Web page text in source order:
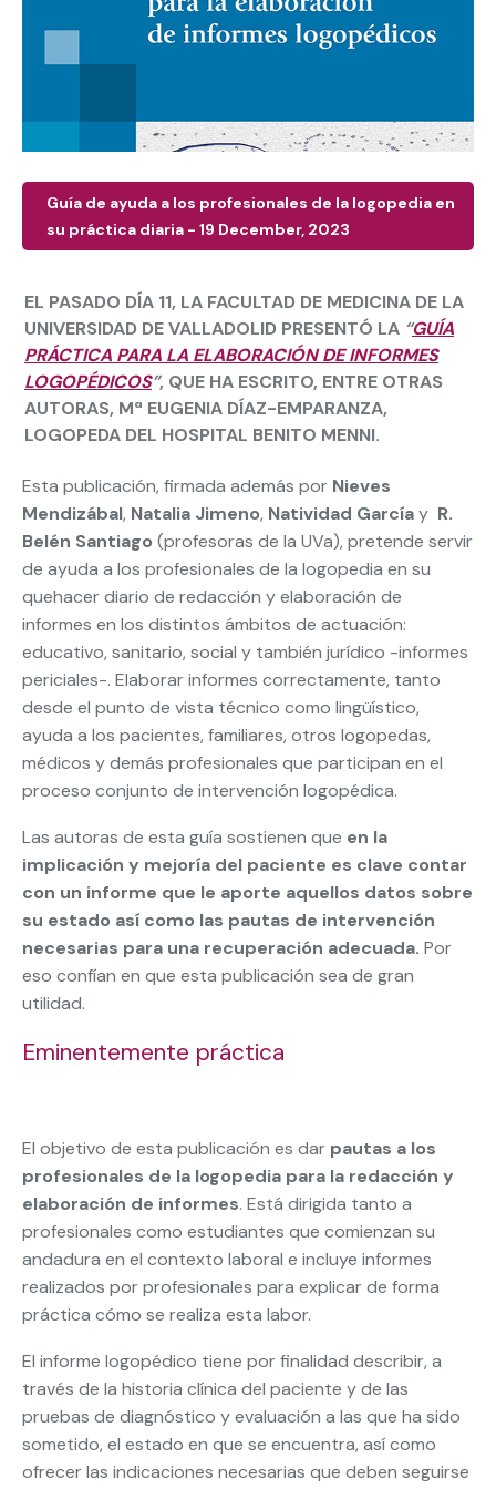
Guía de ayuda a los profesionales de la logopedia en
su práctica diaria - 19 December, 2023
EL PASADO DÍA 11, LA FACULTAD DE MEDICINA DE LA
UNIVERSIDAD DE VALLADOLID PRESENTÓ LA “GUÍA
PRÁCTICA PARA LA ELABORACIÓN DE INFORMES
LOGOPÉDICOS”, QUE HA ESCRITO, ENTRE OTRAS
AUTORAS, Mª EUGENIA DÍAZ-EMPARANZA,
LOGOPEDA DEL HOSPITAL BENITO MENNI.
Esta publicación, firmada además por Nieves
Mendizábal, Natalia Jimeno, Natividad Garcíay R.
Belén Santiago (profesoras de la UVa), pretende servir
de ayuda a los profesionales de la logopedia en su
quehacer diario de redacción y elaboración de
informes en los distintos ámbitos de actuación:
educativo, sanitario, social y también jurídico -informes
periciales-. Elaborar informes correctamente, tanto
desde el punto de vista técnico como lingüístico,
ayuda a los pacientes, familiares, otros logopedas,
médicos y demás profesionales que participan en el
proceso conjunto de intervención logopédica.
Las autoras de esta guía sostienen que en la
implicación y mejoría del paciente es clave contar
con un informe que le aporte aquellos datos sobre
su estado así como las pautas de intervención
necesarias para una recuperación adecuada. Por
eso confían en que esta publicación sea de gran
utilidad.
Eminentemente práctica
El objetivo de esta publicación es dar pautas a los
profesionales de la logopedia para la redacción y
elaboración de informes. Está dirigida tanto a
profesionales como estudiantes que comienzan su
andadura en el contexto laboral e incluye informes
realizados por profesionales para explicar de forma
práctica cómo se realiza esta labor.
El informe logopédico tiene por finalidad describir, a
través de la historia clínica del paciente y de las
pruebas de diagnóstico y evaluación a las que ha sido
sometido, el estado en que se encuentra, así como
ofrecer las indicaciones necesarias que deben seguirse